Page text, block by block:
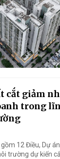
cắt giảm
trong
12 Điều, Dự
trường dự kiến